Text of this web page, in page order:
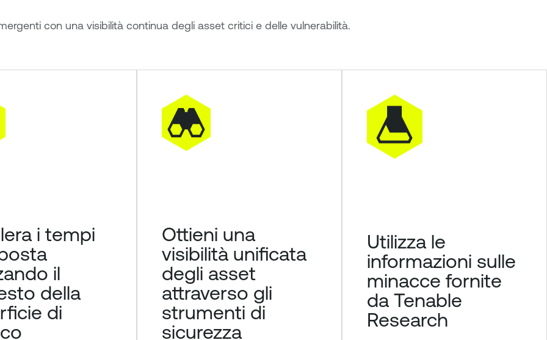
con una visibilità continua degli asset critici e delle vulnerabilità.
i tempi
il
della
di
Ottieni una
visibilità unificata
degli asset
attraverso gli
strumenti di
sicurezza
Utilizza le
informazioni sulle
minacce fornite
da Tenable
Research